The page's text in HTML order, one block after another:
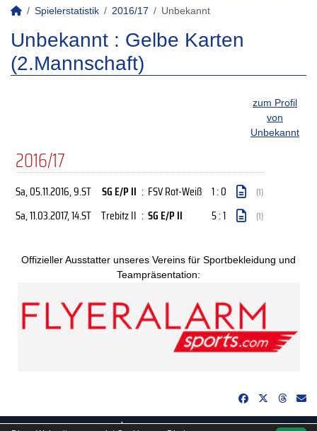
Spielerstatistik 2016/17 Unbekannt
Unbekannt : Gelbe Karten
(2.Mannschaft)
zum Profil
von
Unbekannt
2016/17
Sa, 05.11.2016, 9.ST SG E/P II : FSV Rot-Weiß 1 : 0 (1)
Sa, 11.03.2017, 14.ST Trebitz II : SG E/P II 5 : 1 (1)
Offizieller Ausstatter unseres Vereins für Sportbekleidung und
Teampräsentation:
soccero.de